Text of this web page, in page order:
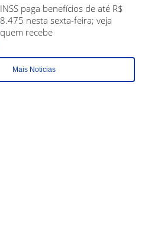
INSS paga benefícios de até R$
8.475 nesta sexta-feira; veja
quem recebe
Mais Noticias